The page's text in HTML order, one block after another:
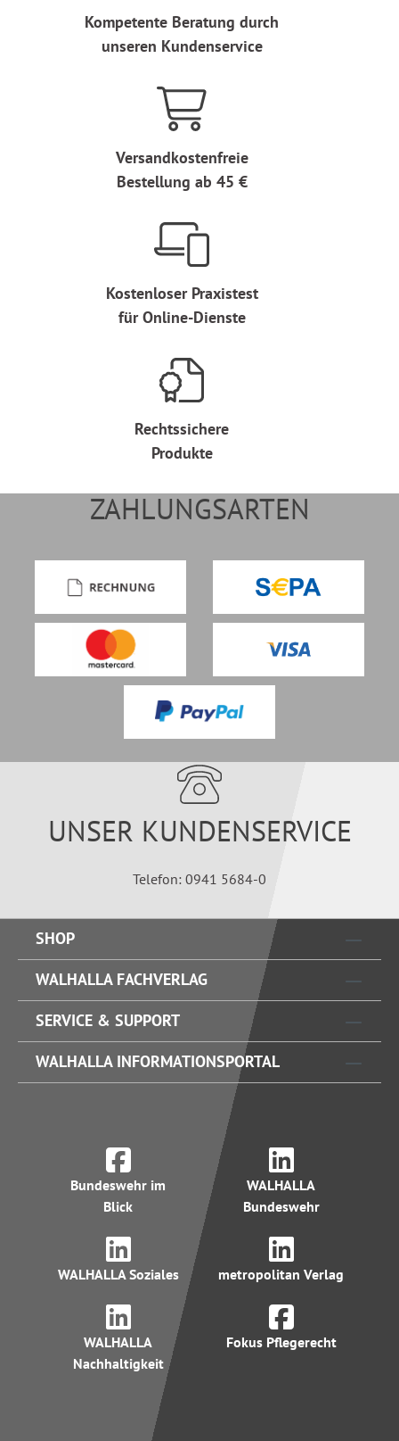
Kompetente Beratung durch
unseren Kundenservice
Versandkostenfreie
Bestellung ab 45 €
Kostenloser Praxistest
für Online-Dienste
Rechtssichere
Produkte
ZAHLUNGSARTEN
UNSER KUNDENSERVICE
Telefon: 0941 5684-0
SHOP
WALHALLA FACHVERLAG
SERVICE & SUPPORT
WALHALLA INFORMATIONSPORTAL
Bundeswehr im
Blick
WALHALLA
Bundeswehr
WALHALLA Soziales metropolitan Verlag
WALHALLA
Nachhaltigkeit
Fokus Pflegerecht